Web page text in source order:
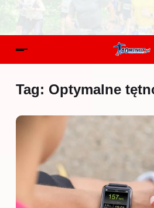
Tag: Optymalne